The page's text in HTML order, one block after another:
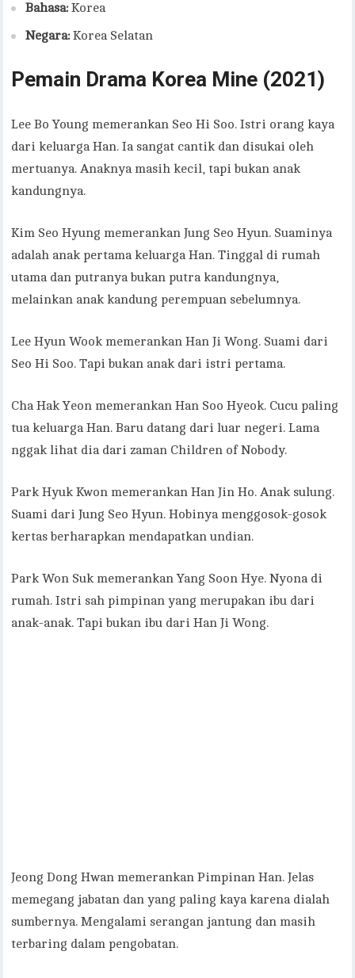
Bahasa:Korea
Negara:Korea Selatan
Pemain Drama Korea Mine (2021)
Lee Bo Young memerankan Seo Hi Soo. Istri orang kaya
dari keluarga Han. Ia sangat cantik dan disukai oleh
mertuanya. Anaknya masih kecil, tapi bukan anak
kandungnya.
Kim Seo Hyung memerankan Jung Seo Hyun. Suaminya
adalah anak pertama keluarga Han. Tinggal di rumah
utama dan putranya bukan putra kandungnya,
melainkan anak kandung perempuan sebelumnya.
Lee Hyun Wook memerankan Han Ji Wong. Suami dari
Seo Hi Soo. Tapi bukan anak dari istri pertama.
Cha Hak Yeon memerankan Han Soo Hyeok. Cucu paling
tua keluarga Han. Baru datang dari luar negeri. Lama
nggak lihat dia dari zaman Children of Nobody.
Park Hyuk Kwon memerankan Han Jin Ho. Anak sulung.
Suami dari Jung Seo Hyun. Hobinya menggosok-gosok
kertas berharapkan mendapatkan undian.
Park Won Suk memerankan Yang Soon Hye. Nyona di
rumah. Istri sah pimpinan yang merupakan ibu dari
anak-anak. Tapi bukan ibu dari Han Ji Wong.
Jeong Dong Hwan memerankan Pimpinan Han. Jelas
memegang jabatan dan yang paling kaya karena dialah
sumbernya. Mengalami serangan jantung dan masih
terbaring dalam pengobatan.